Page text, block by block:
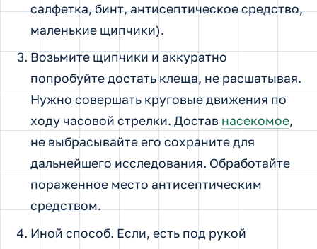
салфетка, бинт, антисептическое средство,
маленькие щипчики).
Возьмите щипчики и аккуратно
попробуйте достать клеща, не расшатывая.
Нужно совершать круговые движения по
ходу часовой стрелки. Достав насекомое,
не выбрасывайте его сохраните для
дальнейшего исследования. Обработайте
пораженное место антисептическим
средством.
Иной способ. Если, есть под рукой